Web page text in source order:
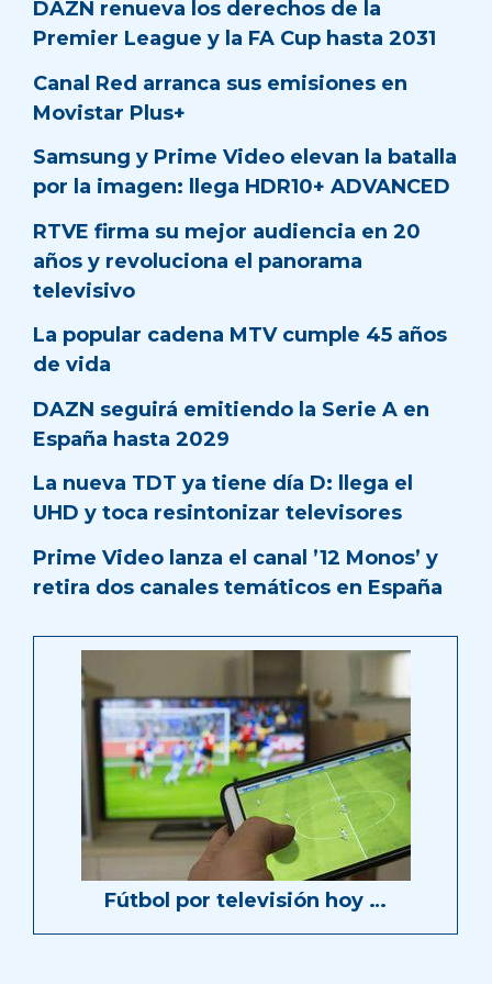
DAZN renueva los derechos de la
Premier League y la FA Cup hasta 2031
Canal Red arranca sus emisiones en
Movistar Plus+
Samsung y Prime Video elevan la batalla
por la imagen: llega HDR10+ ADVANCED
RTVE firma su mejor audiencia en 20
años y revoluciona el panorama
televisivo
La popular cadena MTV cumple 45 años
de vida
DAZN seguirá emitiendo la Serie A en
España hasta 2029
La nueva TDT ya tiene día D: llega el
UHD y toca resintonizar televisores
Prime Video lanza el canal ’12 Monos’ y
retira dos canales temáticos en España
Fútbol por televisión hoy …